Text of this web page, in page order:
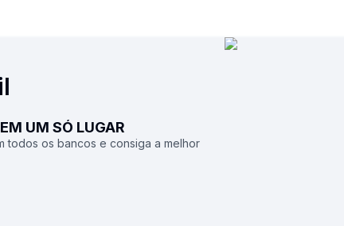
UM SÓ LUGAR
todos os bancos e consiga a melhor